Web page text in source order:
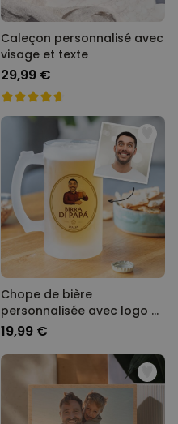
Caleçon personnalisé avec
visage et texte
29,99 €
Chope de bière
personnalisée avec logo et
visage
19,99 €